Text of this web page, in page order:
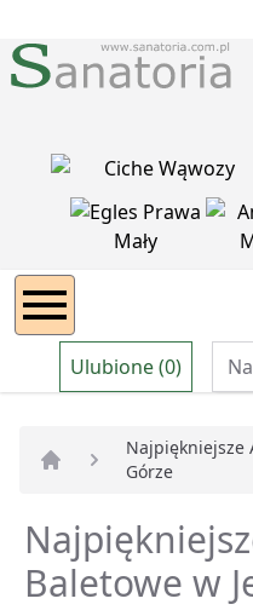
Ulubione (0)
Strona główna
Najpiękniejsze
Górze
Baletowe w